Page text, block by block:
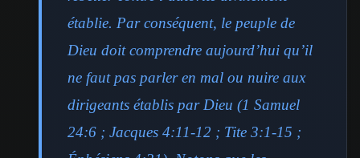
établie. Par conséquent, le peuple de
Dieu doit comprendre aujourd’hui qu’il
ne faut pas parler en mal ou nuire aux
dirigeants établis par Dieu (1 Samuel
24:6 ; Jacques 4:11-12 ; Tite 3:1-15 ;